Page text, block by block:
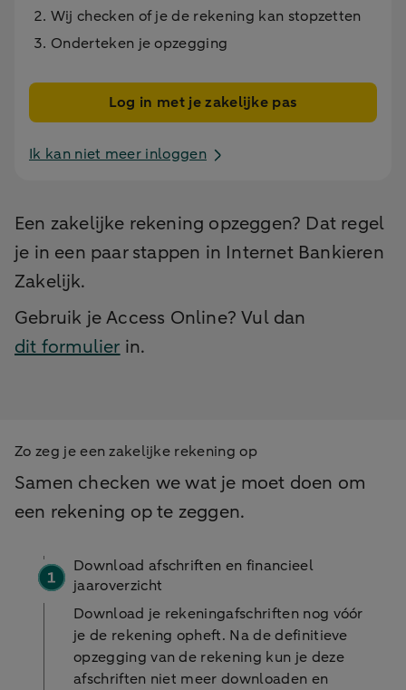
Wij checken of je de rekening kan stopzetten
Onderteken je opzegging
Log in met je zakelijke pas
Ik kan niet meer inloggen
Een zakelijke rekening opzeggen? Dat regel
je in een paar stappen in Internet Bankieren
Zakelijk.
Gebruik je Access Online? Vul dan
dit formulier in.
Zo zeg je een zakelijke rekening op
Samen checken we wat je moet doen om
een rekening op te zeggen.
Download afschriften en financieel
jaaroverzicht
Download je rekeningafschriften nog vóór
je de rekening opheft. Na de definitieve
opzegging van de rekening kun je deze
afschriften niet meer downloaden en